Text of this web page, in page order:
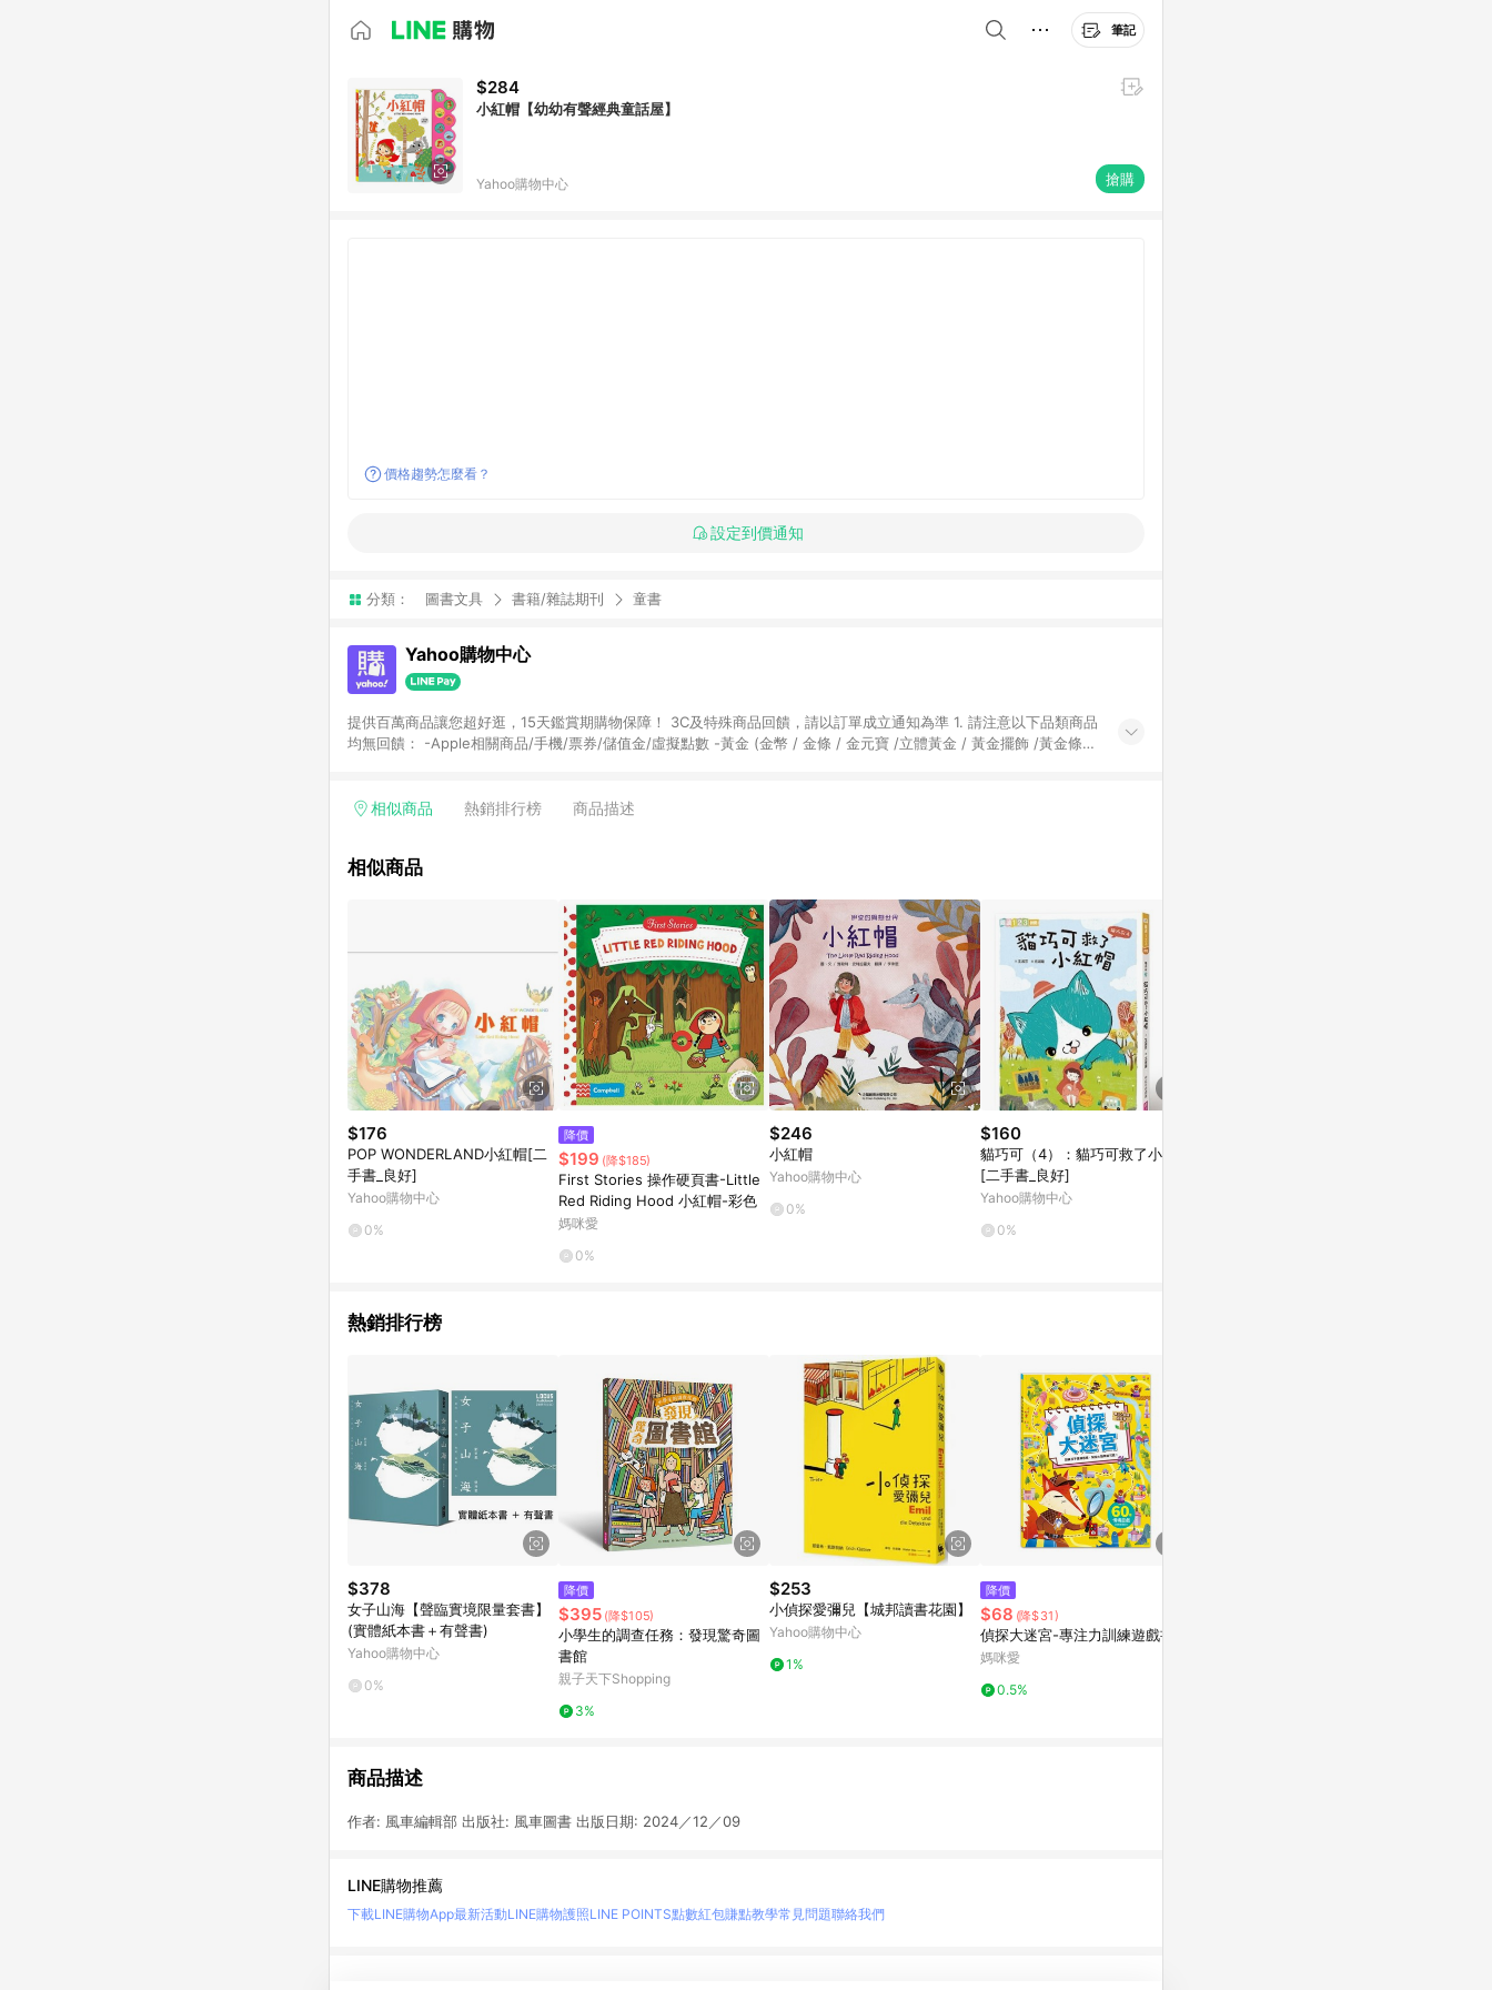
筆記
$284
小紅帽【幼幼有聲經典童話屋】
Yahoo購物中心 搶購
價格趨勢怎麼看？
設定到價通知
分類： 圖書文具 書籍/雜誌期刊 童書
Yahoo購物中心
提供百萬商品讓您超好逛，15天鑑賞期購物保障！ 3C及特殊商品回饋，請以訂單成立通知為準 1. 請注意以下品類商品
均無回饋： -Apple相關商品/手機/票券/儲值金/虛擬點數 -黃金 (金幣 / 金條 / 金元寶 /立體黃金 / 黃金擺飾 /黃金條
Yahoo超贈點回饋者 - 購物中心商店之商品：商品賣場中有標示「商店」及顯示商店名稱者(指定活動店家除外) 3. 訂
相似商品 熱銷排行榜 商品描述
相似商品
$176
POP WONDERLAND小紅帽[二
手書_良好]
Yahoo購物中心
0%
降價
$199 (降$185)
First Stories 操作硬頁書-Little
Red Riding Hood 小紅帽-彩色
媽咪愛
0%
$246
小紅帽
Yahoo購物中心
0%
$160
貓巧可（4）：貓巧可救了小紅帽
[二手書_良好]
Yahoo購物中心
0%
熱銷排行榜
$378
女子山海【聲臨實境限量套書】
(實體紙本書＋有聲書)
Yahoo購物中心
0%
降價
$395 (降$105)
小學生的調查任務：發現驚奇圖
書館
親子天下Shopping
3%
$253
小偵探愛彌兒【城邦讀書花園】
Yahoo購物中心
1%
降價
$68 (降$31)
偵探大迷宮-專注力訓練遊戲書
媽咪愛
0.5%
商品描述
作者: 風車編輯部 出版社: 風車圖書 出版日期: 2024／12／09
LINE購物推薦
下載LINE購物App最新活動LINE購物護照LINE POINTS點數紅包賺點教學常見問題聯絡我們